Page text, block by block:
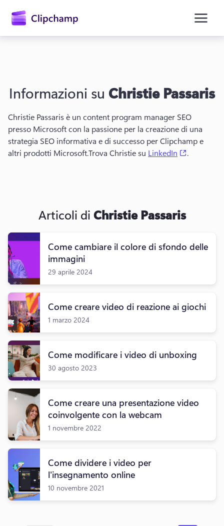
principale
Accedi
Informazioni su Christie Passaris
Christie Passaris è un content program manager SEO
presso Microsoft con la passione per la creazione di una
strategia SEO informativa e di successo per Clipchamp e
altri prodotti Microsoft.Trova Christie su LinkedIn .
Articoli di Christie Passaris
Come cambiare il colore di sfondo delle
immagini
29 aprile 2024
Come creare video di reazione ai giochi
1 marzo 2024
Come modificare i video di unboxing
30 agosto 2023
Come creare una presentazione video
coinvolgente con la webcam
1 novembre 2022
Come dividere i video per
l'insegnamento online
10 novembre 2021